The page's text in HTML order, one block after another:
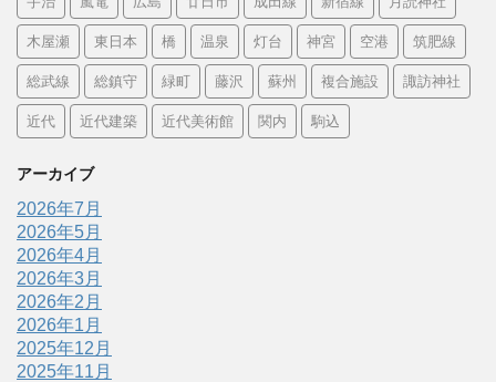
木屋瀬 東日本 橋 温泉 灯台 神宮 空港 筑肥線
総武線 総鎮守 緑町 藤沢 蘇州 複合施設 諏訪神社
近代 近代建築 近代美術館 関内 駒込
アーカイブ
2026年7月
2026年5月
2026年4月
2026年3月
2026年2月
2026年1月
2025年12月
2025年11月